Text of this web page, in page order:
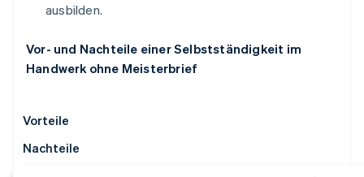
ausbilden.
Vor- und Nachteile einer Selbstständigkeit im
Handwerk ohne Meisterbrief
Vorteile
Nachteile